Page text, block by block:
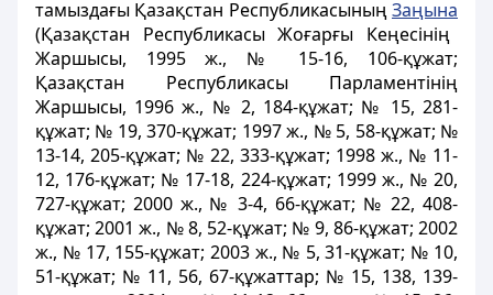
тамыздағы Қазақстан РеспубликасыныңЗаңына
(Қазақстан Республикасы Жоғарғы Кеңесінің
Жаршысы, 1995 ж., № 15-16, 106-құжат;
Қазақстан Республикасы Парламентінің
Жаршысы, 1996 ж., № 2, 184-құжат; № 15, 281-
құжат; № 19, 370-құжат; 1997 ж., № 5, 58-құжат; №
13-14, 205-құжат; № 22, 333-құжат; 1998 ж., № 11-
12, 176-құжат; № 17-18, 224-құжат; 1999 ж., № 20,
727-құжат; 2000 ж., № 3-4, 66-құжат; № 22, 408-
құжат; 2001 ж., № 8, 52-құжат; № 9, 86-құжат; 2002
ж., № 17, 155-құжат; 2003 ж., № 5, 31-құжат; № 10,
51-құжат; № 11, 56, 67-құжаттар; № 15, 138, 139-